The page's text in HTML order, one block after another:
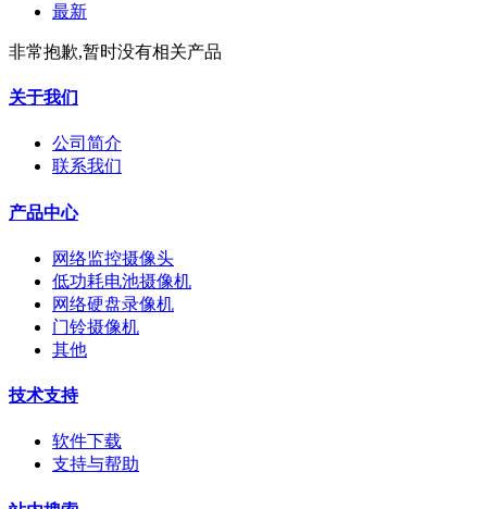
最新
非常抱歉,暂时没有相关产品
关于我们
公司简介
联系我们
产品中心
网络监控摄像头
低功耗电池摄像机
网络硬盘录像机
门铃摄像机
其他
技术支持
软件下载
支持与帮助